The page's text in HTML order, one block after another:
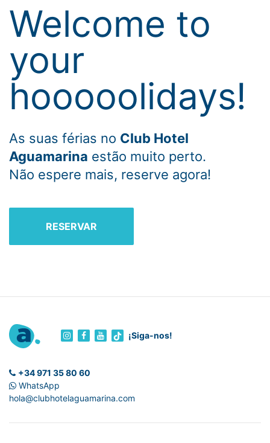
Welcome to
your
hooooolidays!
As suas férias no Club Hotel
Aguamarina estão muito perto.
Não espere mais, reserve agora!
RESERVAR
¡Siga-nos!
+34 971 35 80 60
WhatsApp
hola@clubhotelaguamarina.com